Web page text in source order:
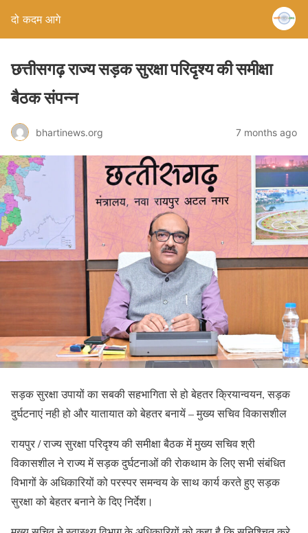
दो कदम आगे
छत्तीसगढ़ राज्य सड़क सुरक्षा परिदृश्य की समीक्षा
बैठक संपन्न
bhartinews.org 7 months ago
सड़क सुरक्षा उपायों का सबकी सहभागिता से हो बेहतर क्रियान्वयन, सड़क
दुर्घटनाएं नही हो और यातायात को बेहतर बनायें – मुख्य सचिव विकासशील
रायपुर / राज्य सुरक्षा परिदृश्य की समीक्षा बैठक में मुख्य सचिव श्री
विकासशील ने राज्य में सड़क दुर्घटनाओं की रोकथाम के लिए सभी संबंधित
विभागों के अधिकारियों को परस्पर समन्वय के साथ कार्य करते हुए सड़क
सुरक्षा को बेहतर बनाने के दिए निर्देश।